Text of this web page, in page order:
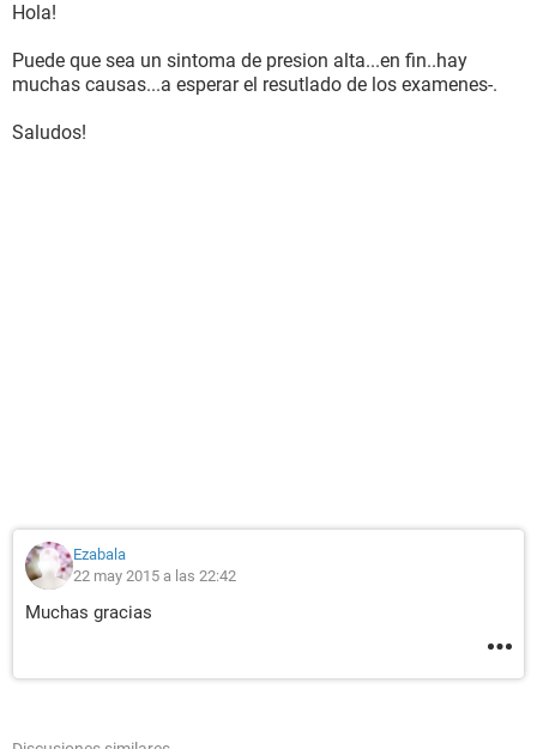
Hola!
Puede que sea un sintoma de presion alta...en fin..hay
muchas causas...a esperar el resutlado de los examenes-.
Saludos!
Ezabala
22 may 2015 a las 22:42
Muchas gracias